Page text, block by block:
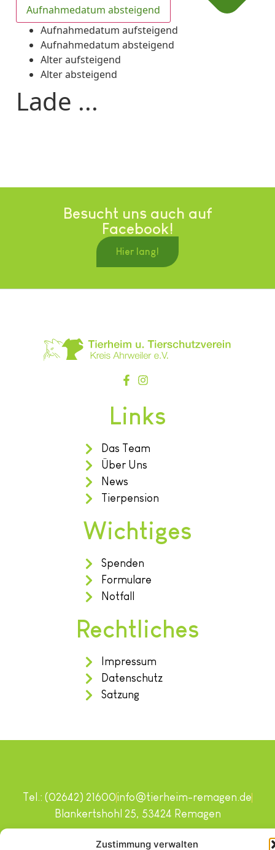
Zustimmung verwalten
Aufnahmedatum absteigend
Aufnahmedatum aufsteigend
Aufnahmedatum absteigend
Alter aufsteigend
Alter absteigend
Lade ...
Besucht uns auch auf
Facebook!
Hier lang!
Links
Das Team
Über Uns
News
Tierpension
Wichtiges
Spenden
Formulare
Notfall
Rechtliches
Impressum
Datenschutz
Satzung
Copyright © 2024. Alle Rechte vorbehalten.
Tel.: (02642) 21600info@tierheim-remagen.de
Blankertshohl 25, 53424 Remagen